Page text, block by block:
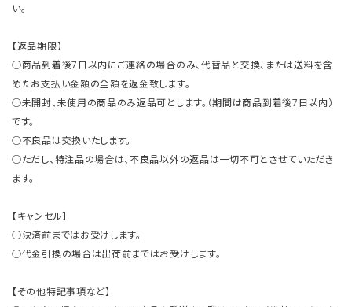
い。
【返品期限】
○商品到着後7日以内にご連絡の場合のみ、代替品と交換、または送料を含
めたお支払い金額の全額を返金致します。
○未開封、未使用の商品のみ返品可とします。（期間は商品到着後7日以内）
です。
○不良品は交換いたします。
○ただし、特注品の場合は、不良品以外の返品は一切不可とさせていただき
ます。
【キャンセル】
○決済前まではお受けします。
○代金引換の場合は出荷前まではお受けします。
【その他特記事項など】